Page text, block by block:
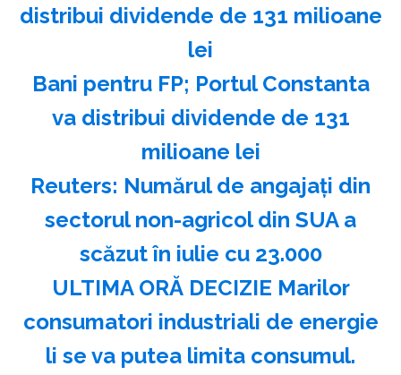
distribui dividende de 131 milioane
lei
Bani pentru FP; Portul Constanta
va distribui dividende de 131
milioane lei
Reuters: Numărul de angajaţi din
sectorul non-agricol din SUA a
scăzut în iulie cu 23.000
ULTIMA ORĂ DECIZIE Marilor
consumatori industriali de energie
li se va putea limita consumul.